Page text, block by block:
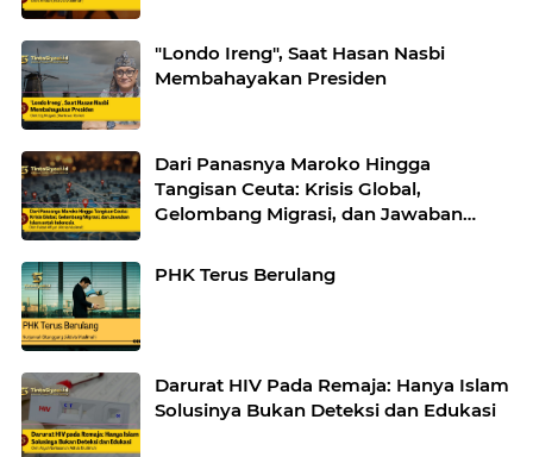
"Londo Ireng", Saat Hasan Nasbi
Membahayakan Presiden
Dari Panasnya Maroko Hingga
Tangisan Ceuta: Krisis Global,
Gelombang Migrasi, dan Jawaban
PHK Terus Berulang
Darurat HIV Pada Remaja: Hanya Islam
Solusinya Bukan Deteksi dan Edukasi